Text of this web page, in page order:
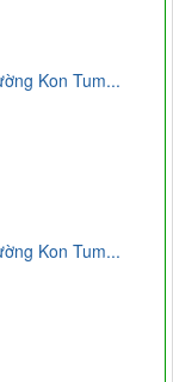
Kon Tum...
Kon Tum...